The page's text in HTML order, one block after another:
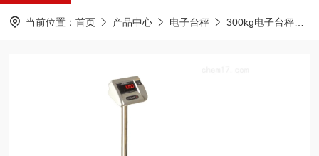
当前位置： 首页 产品中心 电子台秤 300kg电子台秤